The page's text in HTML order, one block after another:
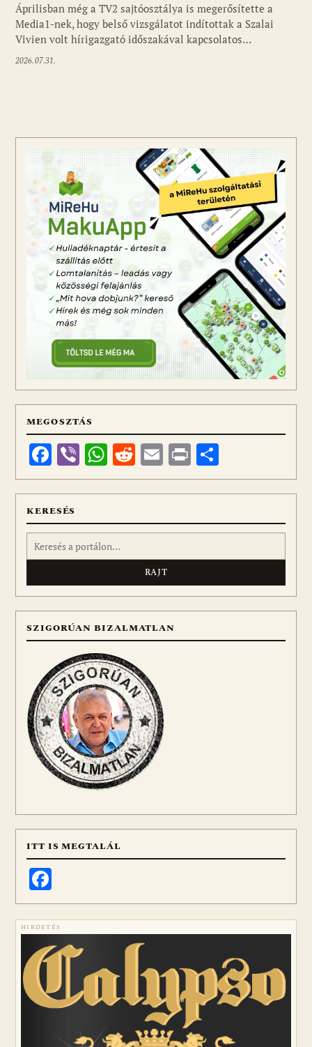
Áprilisban még a TV2 sajtóosztálya is megerősítette a
Media1-nek, hogy belső vizsgálatot indítottak a Szalai
Vivien volt hírigazgató időszakával kapcsolatos…
2026.07.31.
MEGOSZTÁS
Facebook
ViberWhatsApp
Reddit
Email
Print
meg
KERESÉS
Keresés:
SZIGORÚAN BIZALMATLAN
ITT IS MEGTALÁL
HIRDETÉS